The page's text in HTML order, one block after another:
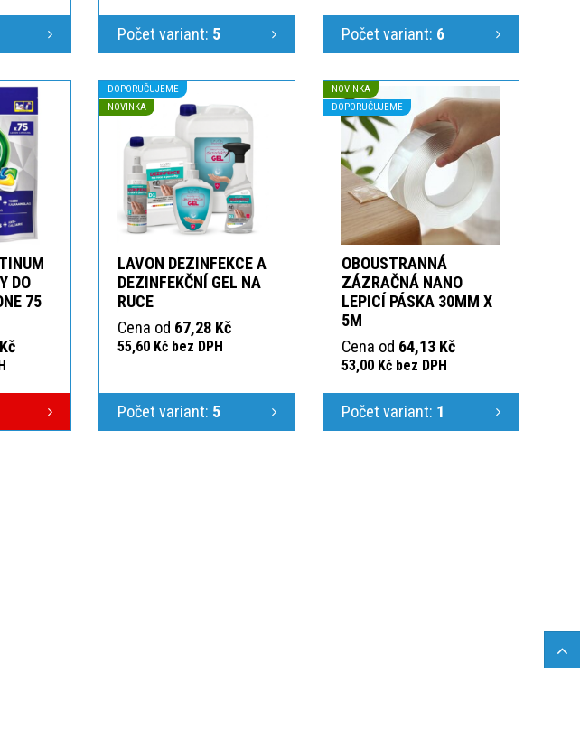
Počet variant: 5 Počet variant: 6
DO
75
DOPORUČUJEME
NOVINKA
LAVON DEZINFEKCE A
DEZINFEKČNÍ GEL NA
RUCE
Cena od 67,28 Kč
55,60 Kč bez DPH
Počet variant: 5
NOVINKA
DOPORUČUJEME
OBOUSTRANNÁ
ZÁZRAČNÁ NANO
LEPICÍ PÁSKA 30MM X
5M
Cena od 64,13 Kč
53,00 Kč bez DPH
Počet variant: 1